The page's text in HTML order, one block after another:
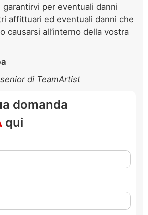
garantirvi per eventuali danni
affittuari ed eventuali danni che
causarsi all’interno della vostra
di TeamArtist
domanda
qui